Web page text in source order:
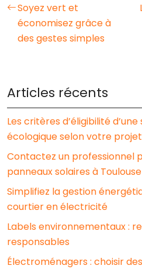
Soyez vert et
économisez grâce à
des gestes simples
Articles récents
Les critères d’éligibilité
écologique selon votre projet
Contactez un professionnel
panneaux solaires à Toulouse
Simplifiez la gestion
courtier en électricité
Labels environnementaux :
responsables
Électroménagers : choisir